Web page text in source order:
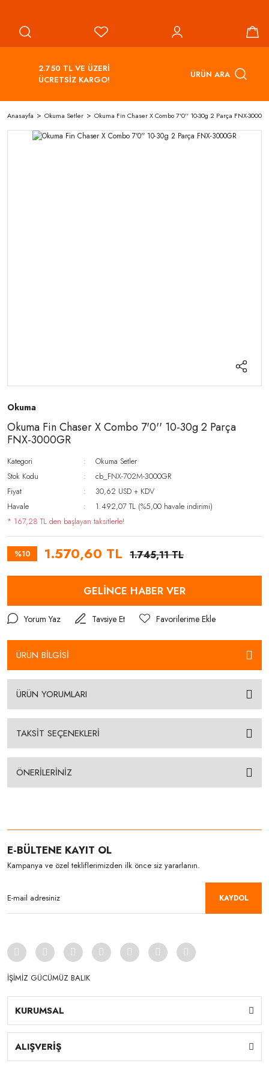
2.750 TL VE ÜZERİ
ÜCRETSİZ KARGO!
ÜRÜN ARA
Anasayfa Okuma Setler Okuma Fin Chaser X Combo 7'0'' 10-30g 2 Parça FNX-
Okuma
Okuma Fin Chaser X Combo 7'0'' 10-30g 2 Parça
FNX-3000GR
Kategori
Okuma Setler
Stok Kodu
cb_FNX-702M-3000GR
Fiyat
30,62 USD + KDV
Havale
1.492,07 TL (%5,00 havale indirimi)
* 167,28 TL den başlayan taksitlerle!
%10 1.570,60 TL 1.745,11 TL
GELİNCE HABER VER
Yorum Yaz Tavsiye Et
ÜRÜN BİLGİSİ
ÜRÜN YORUMLARI
TAKSİT SEÇENEKLERİ
ÖNERİLERİNİZ
E-BÜLTENE KAYIT OL
Kampanya ve özel tekliflerimizden ilk önce siz yararlanın.
KAYDOL
İŞİMİZ GÜCÜMÜZ BALIK
KURUMSAL
ALIŞVERİŞ